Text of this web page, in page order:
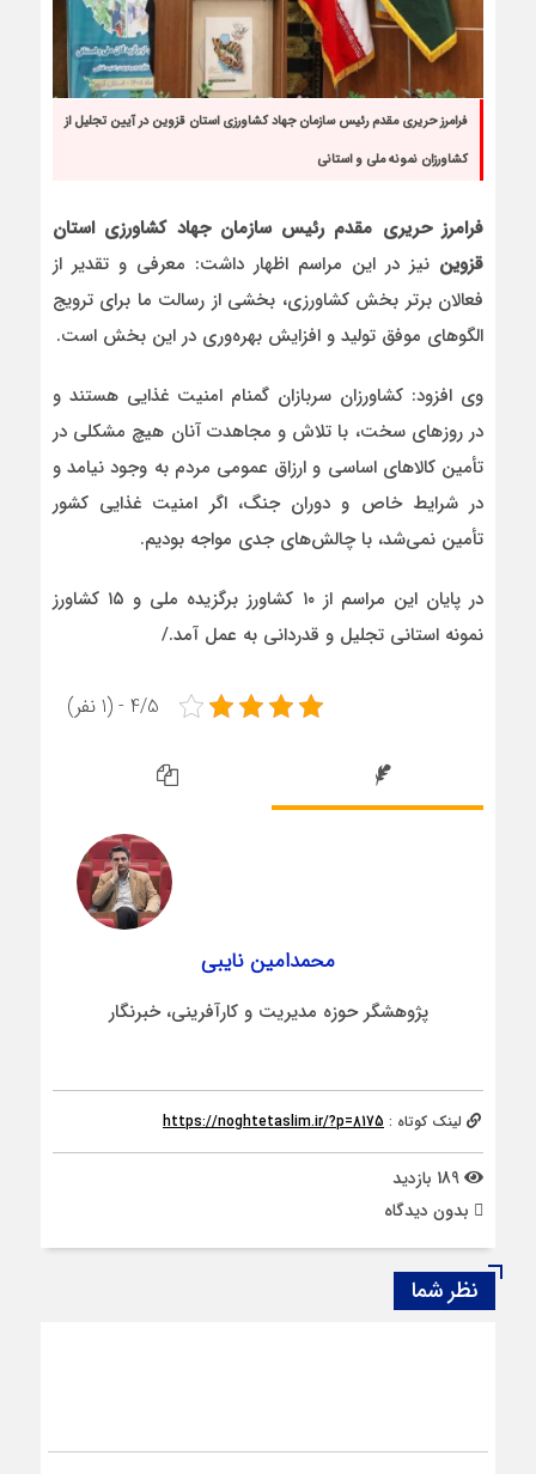
فرامرز حریری مقدم رئیس سازمان جهاد کشاورزی استان قزوین در آیین تجلیل از
کشاورزان نمونه ملی و استانی
فرامرز حریری مقدم رئیس سازمان جهاد کشاورزی استان
قزوین نیز در این مراسم اظهار داشت: معرفی و تقدیر از
فعالان برتر بخش کشاورزی، بخشی از رسالت ما برای ترویج
الگوهای موفق تولید و افزایش بهره‌وری در این بخش است.
وی افزود: کشاورزان سربازان گمنام امنیت غذایی هستند و
در روزهای سخت، با تلاش و مجاهدت آنان هیچ مشکلی در
تأمین کالاهای اساسی و ارزاق عمومی مردم به وجود نیامد و
در شرایط خاص و دوران جنگ، اگر امنیت غذایی کشور
تأمین نمی‌شد، با چالش‌های جدی مواجه بودیم.
در پایان این مراسم از ۱۰ کشاورز برگزیده ملی و ۱۵ کشاورز
نمونه استانی تجلیل و قدردانی به عمل آمد./
4/5 - (1 نفر)
محمدامین نایبی
پژوهشگر حوزه مدیریت و کارآفرینی، خبرنگار
لینک کوتاه : https://noghtetaslim.ir/?p=8175
بدون دیدگاه
نظر شما